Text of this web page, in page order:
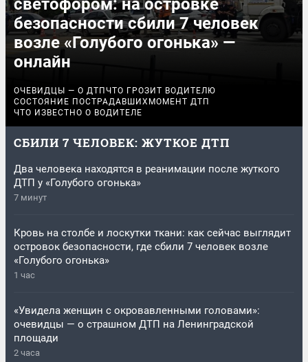
светофором: на островке
безопасности сбили 7 человек
возле «Голубого огонька» —
онлайн
ОЧЕВИДЦЫ — О ДТП ЧТО ГРОЗИТ ВОДИТЕЛЮ
СОСТОЯНИЕ ПОСТРАДАВШИХ МОМЕНТ ДТП
ЧТО ИЗВЕСТНО О ВОДИТЕЛЕ
СБИЛИ 7 ЧЕЛОВЕК: ЖУТКОЕ ДТП
Два человека находятся в реанимации после жуткого
ДТП у «Голубого огонька»
7 минут
Кровь на столбе и лоскутки ткани: как сейчас выглядит
островок безопасности, где сбили 7 человек возле
«Голубого огонька»
1 час
«Увидела женщин с окровавленными головами»:
очевидцы — о страшном ДТП на Ленинградской
площади
2 часа